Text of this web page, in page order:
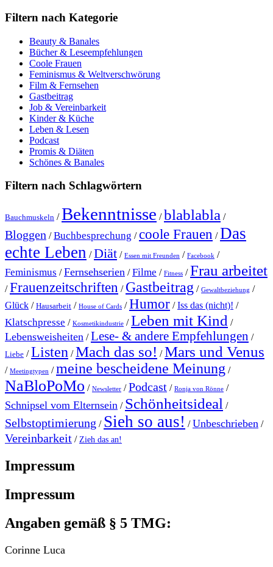
Filtern nach Kategorie
Beauty & Banales
Bücher & Leseempfehlungen
Coole Frauen
Feminismus & Weltverschwörung
Film & Fernsehen
Gastbeitrag
Job & Vereinbarkeit
Kinder & Küche
Leben & Lesen
Podcast
Promis & Diäten
Schönes & Banales
Filtern nach Schlagwörtern
Bauchmuskeln /Bekenntnisse /blablabla /
Bloggen /Buchbesprechung /coole Frauen /Das
echte Leben /Diät / Essen mit Freunden / Facebook /
Feminismus /Fernsehserien /Filme / Fitness /Frau arbeitet
/Frauenzeitschriften / Gastbeitrag / Gewaltbeziehung /
Glück / Hausarbeit / House of Cards /Humor /Iss das (nicht)! /
Klatschpresse / Kosmetikindustrie /Leben mit Kind /
Lebensweisheiten /Lese- & andere Empfehlungen /
Liebe /Listen /Mach das so! /Mars und Venus
/ Meetingtypen /meine bescheidene Meinung /
NaBloPoMo / Newsletter /Podcast / Ronja von Rönne /
Schnipsel vom Elternsein / Schönheitsideal /
Selbstoptimierung / Sieh so aus! /Unbeschrieben /
Vereinbarkeit / Zieh das an!
Impressum
Impressum
Angaben gemäß § 5 TMG:
Corinne Luca